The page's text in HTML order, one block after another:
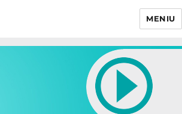
MENIU